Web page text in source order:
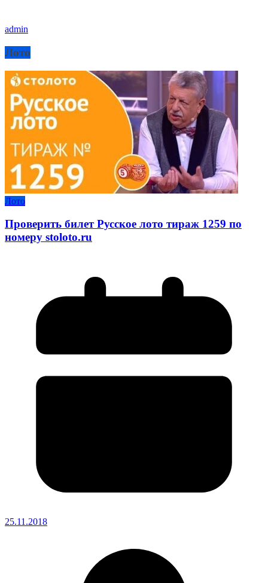
admin
Лото
Лото
Проверить билет Русское лото тираж 1259 по
номеру stoloto.ru
25.11.2018